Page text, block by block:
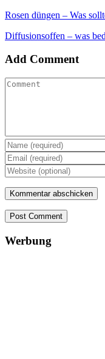
Rosen düngen – Was
Diffusionsoffen – was
Add Comment
Post Comment
Werbung